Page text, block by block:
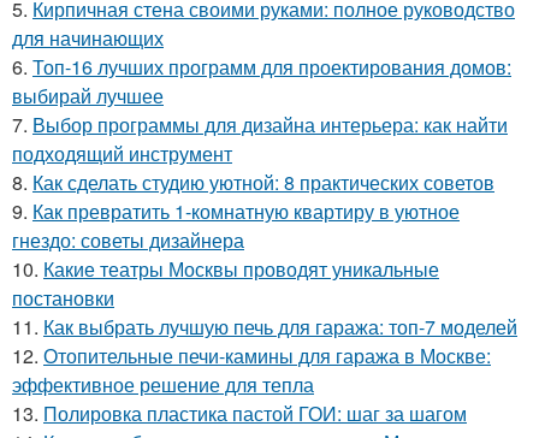
5. Кирпичная стена своими руками: полное руководство
для начинающих
6. Топ-16 лучших программ для проектирования домов:
выбирай лучшее
7. Выбор программы для дизайна интерьера: как найти
подходящий инструмент
8. Как сделать студию уютной: 8 практических советов
9. Как превратить 1-комнатную квартиру в уютное
гнездо: советы дизайнера
10. Какие театры Москвы проводят уникальные
постановки
11. Как выбрать лучшую печь для гаража: топ-7 моделей
12. Отопительные печи-камины для гаража в Москве:
эффективное решение для тепла
13. Полировка пластика пастой ГОИ: шаг за шагом